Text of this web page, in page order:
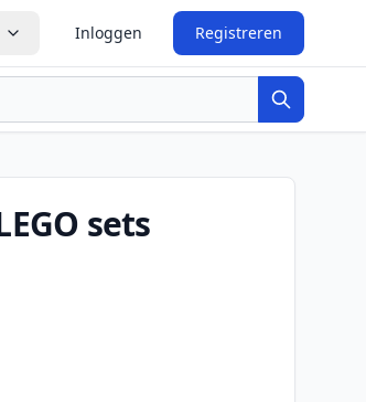
Inloggen Registreren
Zoeken
sets